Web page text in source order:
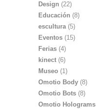
Design (22)
Educación (8)
escultura(5)
Eventos (15)
Ferias (4)
kinect (6)
Museo (1)
Omotio Body (8)
Omotio Bots (8)
Omotio Holograms